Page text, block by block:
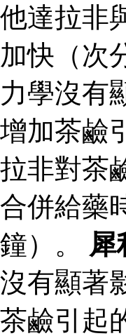
他達拉非
加快（次
力學沒有
增加茶鹼
拉非對茶
合併給藥
鐘）。 犀
沒有顯著
茶鹼引起